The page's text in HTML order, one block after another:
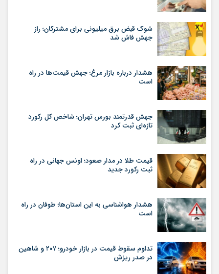
شوک قبض برق میلیونی برای مشترکان؛ راز
جهش فاش شد
هشدار درباره بازار مرغ؛ جهش قیمت‌ها در راه
است
جهش قدرتمند بورس تهران؛ شاخص کل رکورد
تازه‌ای ثبت کرد
قیمت طلا در مدار صعود؛ اونس جهانی در راه
ثبت رکورد جدید
هشدار هواشناسی به این استان‌ها؛ طوفان در راه
است
تداوم سقوط قیمت در بازار خودرو؛ ۲۰۷ و شاهین
در صدر ریزش